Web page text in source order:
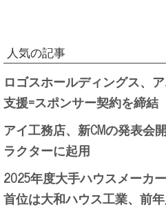
人気の記事
ロゴスホールディングス、
支援=スポンサー契約を締結
アイ工務店、新CMの発表会
ラクターに起用
2025年度大手ハウスメーカ
首位は大和ハウス工業、前